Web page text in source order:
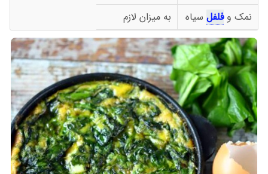
نمک وفلفل سیاه به میزان لازم